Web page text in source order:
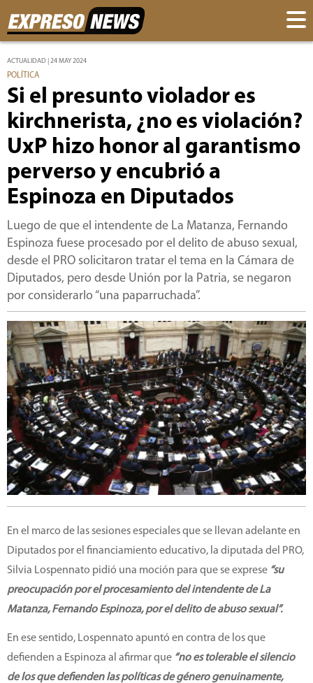
ACTUALIDAD | 24 MAY 2024
POLÍTICA
Si el presunto violador es
kirchnerista, ¿no es violación?
UxP hizo honor al garantismo
perverso y encubrió a
Espinoza en Diputados
Luego de que el intendente de La Matanza, Fernando
Espinoza fuese procesado por el delito de abuso sexual,
desde el PRO solicitaron tratar el tema en la Cámara de
Diputados, pero desde Unión por la Patria, se negaron
por considerarlo “una paparruchada”.
En el marco de las sesiones especiales que se llevan adelante en
Diputados por el financiamiento educativo, la diputada del PRO,
Silvia Lospennato pidió una moción para que se exprese “su
preocupación por el procesamiento del intendente de La
Matanza, Fernando Espinoza, por el delito de abuso sexual”.
En ese sentido, Lospennato apuntó en contra de los que
defienden a Espinoza al afirmar que “no es tolerable el silencio
de los que defienden las políticas de género genuinamente,